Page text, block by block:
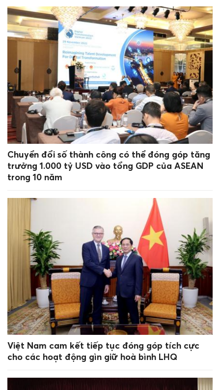
Chuyển đổi số thành công có thể đóng góp tăng
trưởng 1.000 tỷ USD vào tổng GDP của ASEAN
trong 10 năm
Việt Nam cam kết tiếp tục đóng góp tích cực
cho các hoạt động gìn giữ hoà bình LHQ